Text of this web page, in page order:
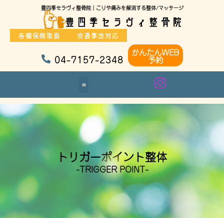
豊四季セラヴィ整骨院｜こりや痛みを解消する整体/マッサージ
各種保険取扱 交通事故対応
04-7157-2348
かんたんWEB
予約
トリガーポイント整体
-TRIGGER POINT-